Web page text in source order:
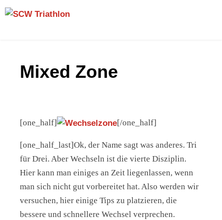
Skip
Mixed Zone
[one_half] [/one_half]
[one_half_last]Ok, der Name sagt was anderes. Tri
für Drei. Aber Wechseln ist die vierte Disziplin.
Hier kann man einiges an Zeit liegenlassen, wenn
man sich nicht gut vorbereitet hat. Also werden wir
versuchen, hier einige Tips zu platzieren, die
bessere und schnellere Wechsel verprechen.